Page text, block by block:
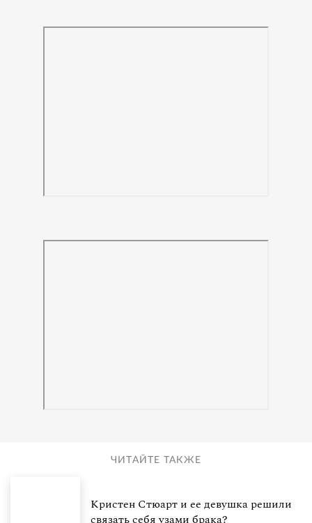
ЧИТАЙТЕ ТАКЖЕ
Кристен Стюарт и ее девушка решили
связать себя узами брака?